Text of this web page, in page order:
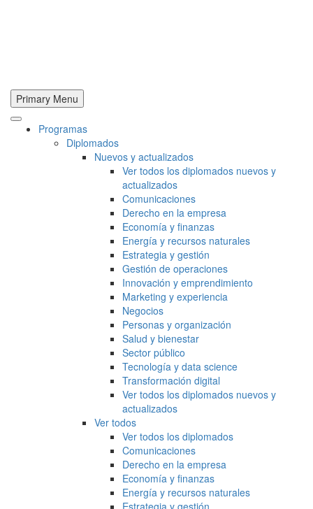
Primary Menu
Programas
Diplomados
Nuevos y actualizados
Ver todos los diplomados nuevos y
actualizados
Comunicaciones
Derecho en la empresa
Economía y finanzas
Energía y recursos naturales
Estrategia y gestión
Gestión de operaciones
Innovación y emprendimiento
Marketing y experiencia
Negocios
Personas y organización
Salud y bienestar
Sector público
Tecnología y data science
Transformación digital
Ver todos los diplomados nuevos y
actualizados
Ver todos
Ver todos los diplomados
Comunicaciones
Derecho en la empresa
Economía y finanzas
Energía y recursos naturales